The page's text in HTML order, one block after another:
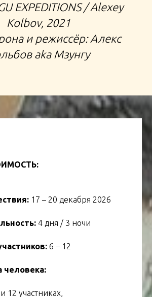
EXPEDITIONS / Alexey
Kolbov, 2021
и режиссёр: Алекс
aka Мзунгу
17 – 20 декабря 2026
4 дня / 3 ночи
6 – 12
человека:
12 участниках,